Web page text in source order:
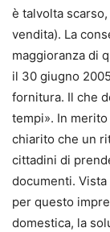
è talvolta
vendita). La
maggioranza di
il 30 giugno
fornitura. Il che
tempi». In
chiarito che un
cittadini di
documenti.
per questo
domestica, la